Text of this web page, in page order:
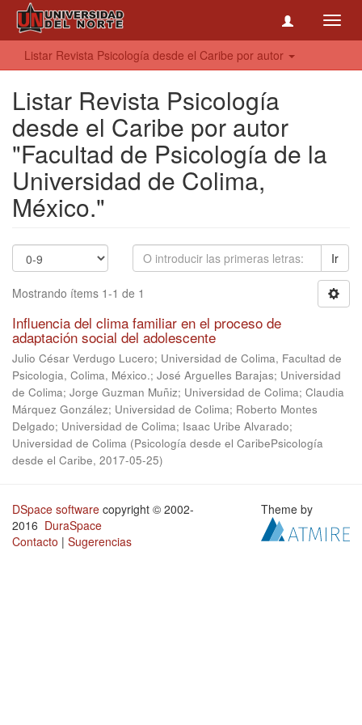
Listar Revista Psicología desde el Caribe por autor
Listar Revista Psicología
desde el Caribe por autor
"Facultad de Psicología de la
Universidad de Colima,
México."
Ir
Mostrando ítems 1-1 de 1
Influencia del clima familiar en el proceso de
adaptación social del adolescente
Julio César Verdugo Lucero; Universidad de Colima, Facultad de
Psicologia, Colima, México.; José Arguelles Barajas; Universidad
de Colima; Jorge Guzman Muñiz; Universidad de Colima; Claudia
Márquez González; Universidad de Colima; Roberto Montes
Delgado; Universidad de Colima; Isaac Uribe Alvarado;
Universidad de Colima (Psicología desde el CaribePsicología
desde el Caribe, 2017-05-25)
DSpace software copyright © 2002-
2016 DuraSpace
Contacto | Sugerencias
Theme by